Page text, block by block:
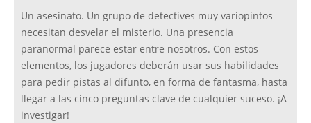
Un asesinato. Un grupo de detectives muy variopintos
necesitan desvelar el misterio. Una presencia
paranormal parece estar entre nosotros. Con estos
elementos, los jugadores deberán usar sus habilidades
para pedir pistas al difunto, en forma de fantasma, hasta
llegar a las cinco preguntas clave de cualquier suceso. ¡A
investigar!